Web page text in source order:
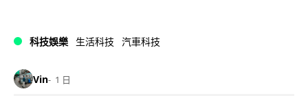
科技娛樂 生活科技 汽車科技
Vin 1 日